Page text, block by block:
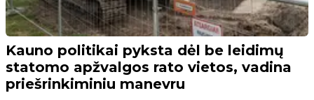
Kauno politikai pyksta dėl be leidimų
statomo apžvalgos rato vietos, vadina
priešrinkiminiu manevru